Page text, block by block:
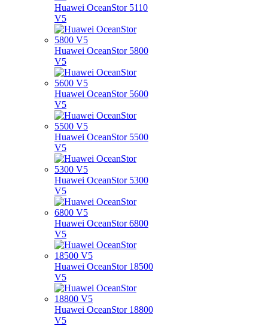
Huawei OceanStor 5110
V5
Huawei OceanStor 5800
V5
Huawei OceanStor 5600
V5
Huawei OceanStor 5500
V5
Huawei OceanStor 5300
V5
Huawei OceanStor 6800
V5
Huawei OceanStor 18500
V5
Huawei OceanStor 18800
V5